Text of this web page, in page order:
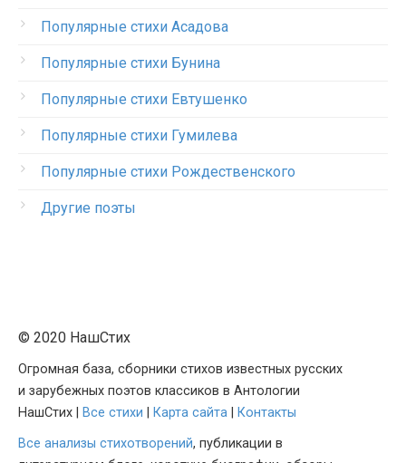
Популярные стихи Асадова
Популярные стихи Бунина
Популярные стихи Евтушенко
Популярные стихи Гумилева
Популярные стихи Рождественского
Другие поэты
© 2020 НашСтих
Огромная база, сборники стихов известных русских
и зарубежных поэтов классиков в Антологии
НашСтих |
Все стихи Карта сайта
Контакты
Все анализы стихотворений, публикации в